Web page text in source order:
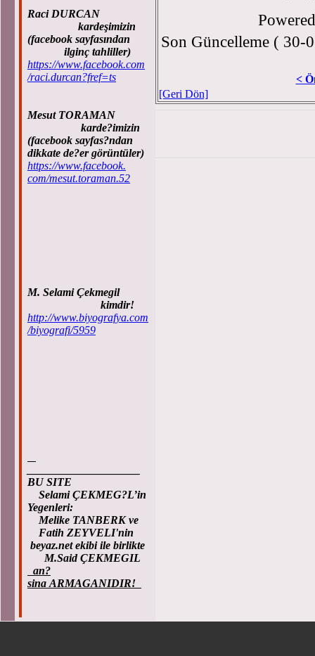
Raci DURCAN
kardeşimizin
(facebook sayfasından
ilginç tahliller)
https://www.facebook.com
/raci.durcan?fref=ts
Mesut TORAMAN
karde?imizin
(facebook sayfas?ndan
dikkate de?er görüntüler)
https://www.facebook.
com/mesut.toraman.52
M. Selami Çekmegil
kimdir!
http://www.biyografya.com
/biyografi/5959
BU SITE
Selami ÇEKMEG?L’in
Yegenleri:
Melike TANBERK ve
Fatih ZEYVELI'nin
beyaz.net ekibi ile birlikte
M.Said ÇEKMEGIL
an?
sina ARMAGANIDIR!
Son Güncelleme ( 30-
<
[Geri Dön]